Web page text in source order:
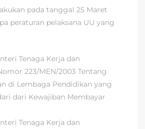
pada tanggal 25 Maret
peraturan pelaksana UU yang
Tenaga Kerja dan
223/MEN/2003 Tentang
di Lembaga Pendidikan yang
dari Kewajiban Membayar
Tenaga Kerja dan